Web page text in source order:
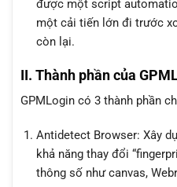
được một script
một cải tiến lớn đi trước
còn lại.
II. Thành phần của
GPMLogin có 3 thành phần
Antidetect Browser: Xây
khả năng thay đổi
thông số như canvas,